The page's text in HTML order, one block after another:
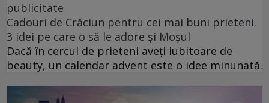
publicitate
Cadouri de Crăciun pentru cei mai buni prieteni.
3 idei pe care o să le adore și Moșul
Dacă în cercul de prieteni aveți iubitoare de
beauty, un calendar advent este o idee minunată.